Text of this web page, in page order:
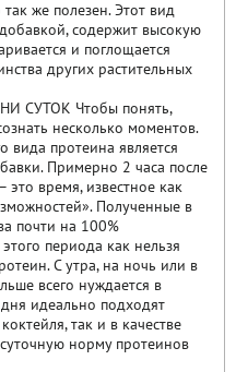
же полезен. Этот вид
содержит высокую
и поглощается
других растительных
СУТОК Чтобы понять,
несколько моментов.
вида протеина является
Примерно 2 часа после
время, известное как
Полученные в
почти на 100%
периода как нельзя
С утра, на ночь или в
всего нуждается в
идеально подходят
так и в качестве
норму протеинов